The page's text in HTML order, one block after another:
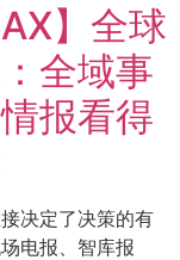
】全球
全域事
报看得
决定了决策的有
电报、智库报